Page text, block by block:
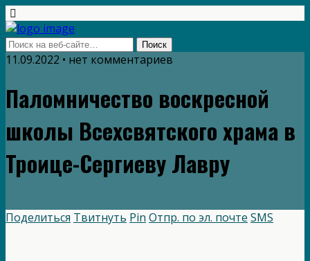
11.09.2022 • нет комментариев
Паломничество воскресной
школы Всехсвятского храма в
Троице-Сергиеву Лавру
Поделиться Твитнуть Pin Отпр. по эл. почте SMS